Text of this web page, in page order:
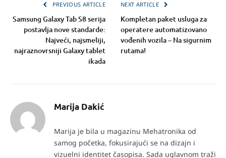
PREVIOUS ARTICLE
Samsung Galaxy Tab S8 serija
postavlja nove standarde:
Najveći, najsmeliji,
najraznovrsniji Galaxy tablet
ikada
NEXT ARTICLE
Kompletan paket usluga za
operatere automatizovano
vođenih vozila – Na sigurnim
rutama!
Marija Dakić
Marija je bila u magazinu Mehatronika od
samog početka, fokusirajući se na dizajn i
vizuelni identitet časopisa. Sada uglavnom traži